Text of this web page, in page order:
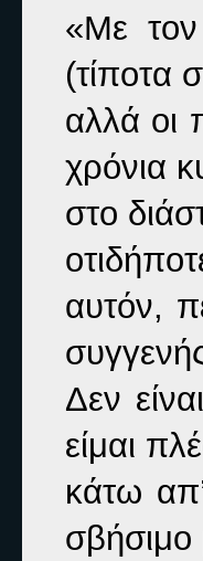
«Με
(τίποτα
αλλά οι
χρόνια
στο
αυτόν,
Δεν
είμαι
κάτω